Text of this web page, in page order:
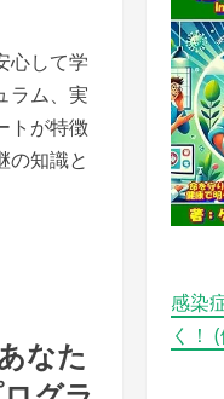
心して学
ラム、実
トが特徴
の知識と
なた
感染
く！